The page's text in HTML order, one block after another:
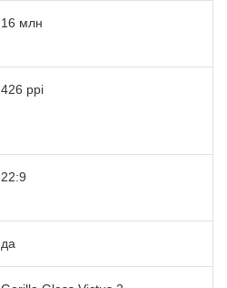
16 млн
426 ppi
22:9
да